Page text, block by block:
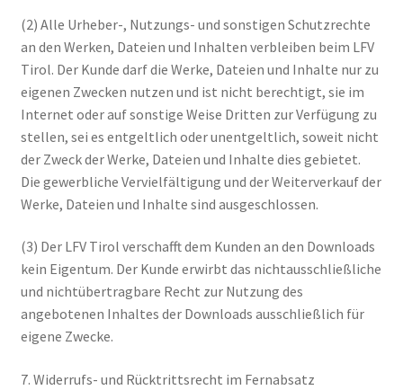
(2) Alle Urheber-, Nutzungs- und sonstigen Schutzrechte
an den Werken, Dateien und Inhalten verbleiben beim LFV
Tirol. Der Kunde darf die Werke, Dateien und Inhalte nur zu
eigenen Zwecken nutzen und ist nicht berechtigt, sie im
Internet oder auf sonstige Weise Dritten zur Verfügung zu
stellen, sei es entgeltlich oder unentgeltlich, soweit nicht
der Zweck der Werke, Dateien und Inhalte dies gebietet.
Die gewerbliche Vervielfältigung und der Weiterverkauf der
Werke, Dateien und Inhalte sind ausgeschlossen.
(3) Der LFV Tirol verschafft dem Kunden an den Downloads
kein Eigentum. Der Kunde erwirbt das nichtausschließliche
und nichtübertragbare Recht zur Nutzung des
angebotenen Inhaltes der Downloads ausschließlich für
eigene Zwecke.
7. Widerrufs- und Rücktrittsrecht im Fernabsatz